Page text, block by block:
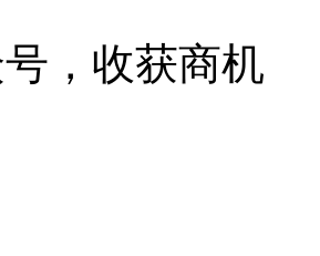
，收获商机